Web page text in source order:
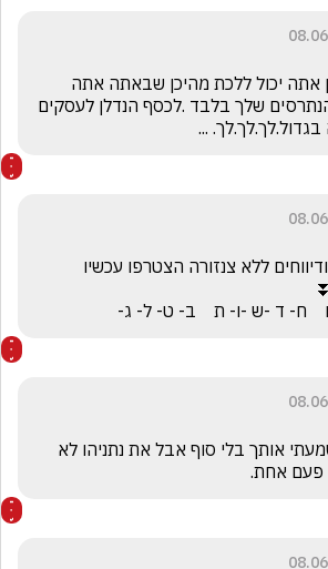
...
ח- ד -ש -ו- ת    ב- ט- ל- ג-
פעם אחת.